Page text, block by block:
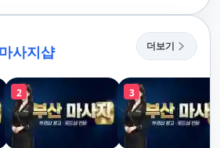
마사지샵 더보기
2 3